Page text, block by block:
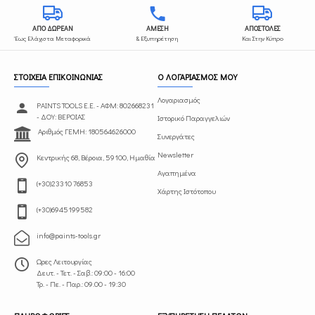
ΑΠΟ ΔΩΡΕΑΝ
Έως Ελάχιστα Μεταφορικά
ΑΜΕΣΗ
& Εξυπηρέτηση
ΑΠΟΣΤΟΛΕΣ
Και Στην Κύπρο
ΣΤΟΙΧΕΙΑ ΕΠΙΚΟΙΝΩΝΙΑΣ
PAINTS TOOLS Ε.Ε. - ΑΦΜ: 802668231
- ΔΟΥ: ΒΕΡΟΙΑΣ
Αριθμός ΓΕΜΗ: 180564626000
Κεντρικής 68, Βέροια, 59100, Ημαθία
(+30)23310 76853
(+30)6945199582
info@paints-tools.gr
Ωρες Λειτουργίας
Δευτ. - Τετ. - Σαβ.: 09:00 - 16:00
Τρ. - Πε. - Παρ.: 09.00 - 19:30
Ο ΛΟΓΑΡΙΑΣΜΟΣ ΜΟΥ
Λογαριασμός
Ιστορικό Παραγγελιών
Συνεργάτες
Newsletter
Αγαπημένα
Χάρτης Ιστότοπου